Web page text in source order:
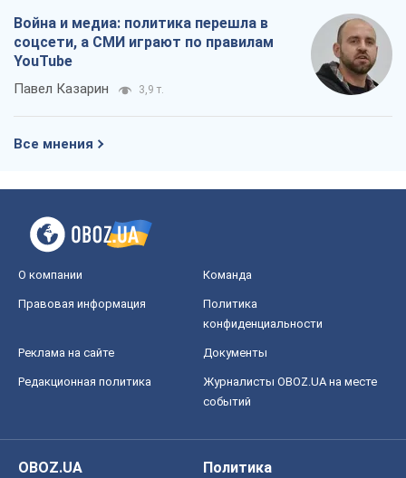
Война и медиа: политика перешла в
соцсети, а СМИ играют по правилам
YouTube
Павел Казарин 3,9 т.
Все мнения
О компании Команда
Правовая информация
Политика
конфиденциальности
Реклама на сайте Документы
Редакционная политика
Журналисты OBOZ.UA на месте
событий
OBOZ.UA
Политика